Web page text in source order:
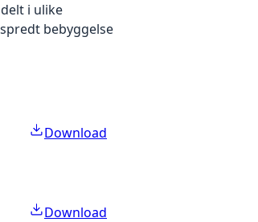
i ulike
bebyggelse
Download
Download